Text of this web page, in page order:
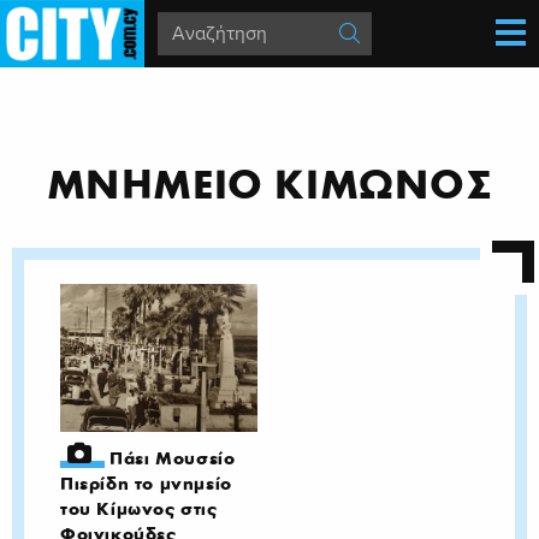
ΜΝΗΜΕΙΟ ΚΙΜΩΝΟΣ
Πάει Μουσείο
Πιερίδη το μνημείο
του Κίμωνος στις
Φοινικούδες